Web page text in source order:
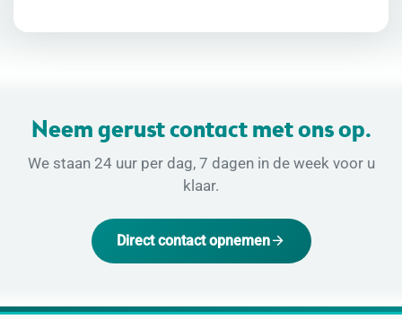
Neem gerust contact met ons op.
We staan 24 uur per dag, 7 dagen in de week voor u
klaar.
Direct contact opnemen